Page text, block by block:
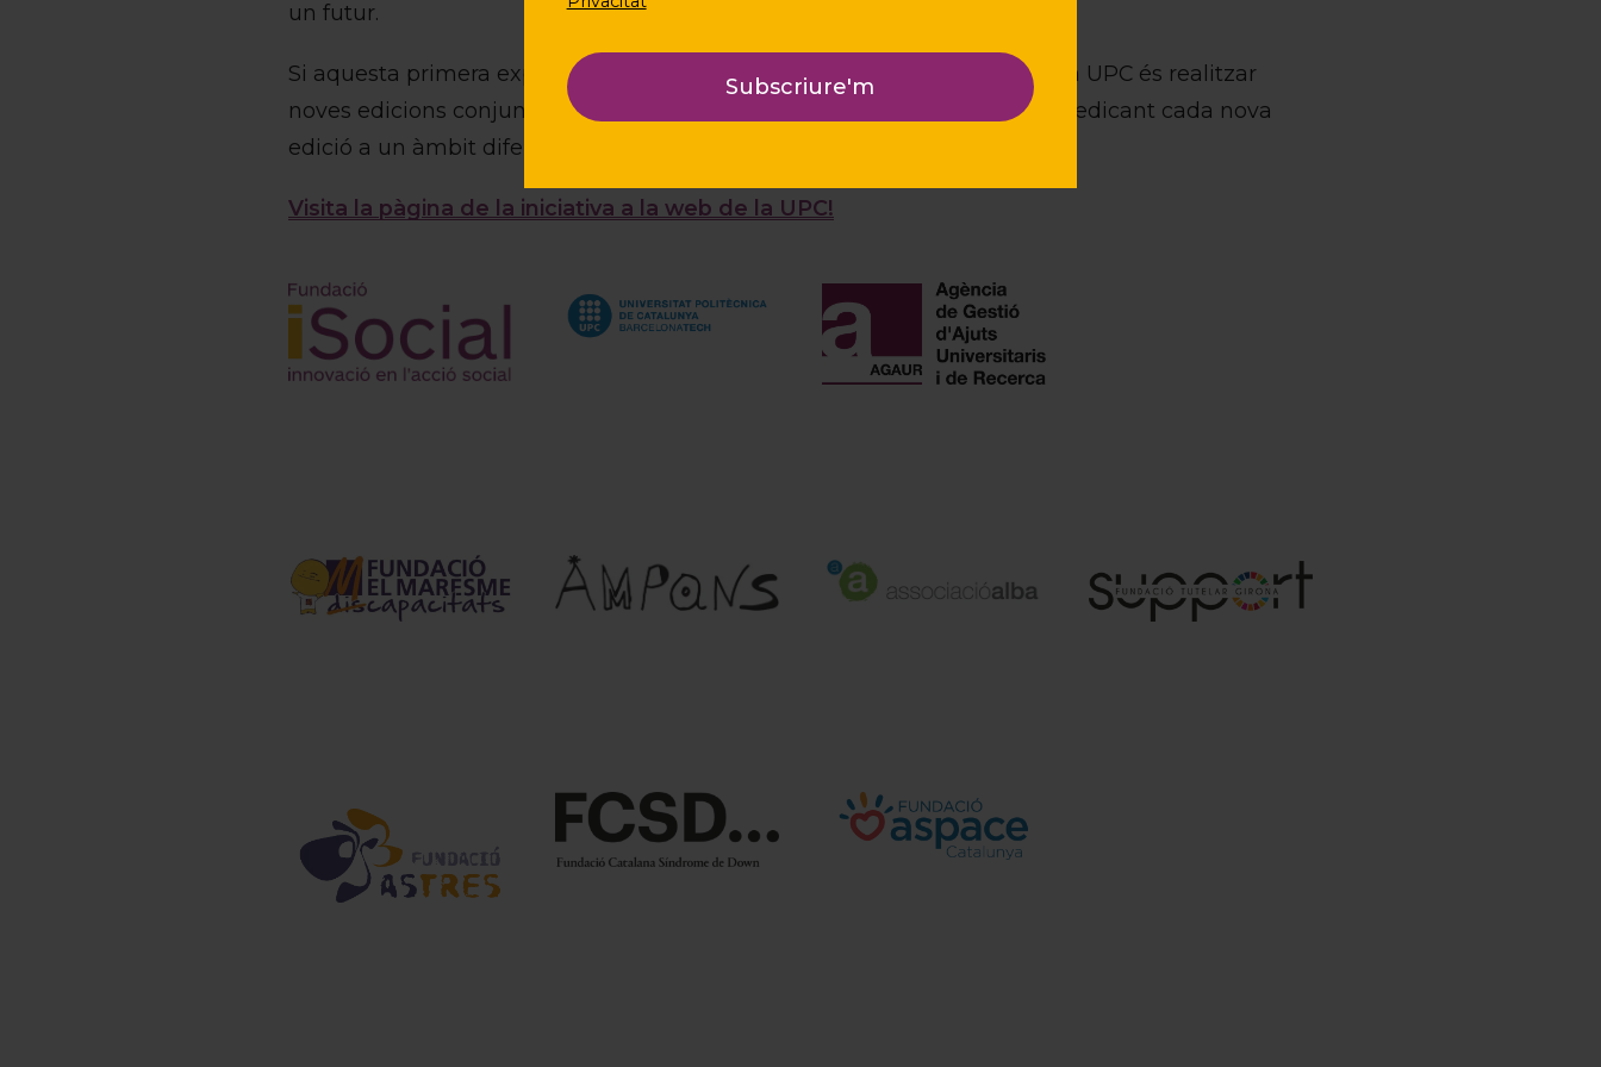
un futur.
Si aquesta primera experiència resulta positiva, la voluntat d’iSocial i de la UPC és realitzar
noves edicions conjuntes de La teva idea és ciència en els anys vinents, dedicant cada nova
edició a un àmbit diferent d’intervenció social de les entitats d’iSocial.
Visita la pàgina de la iniciativa a la web de la UPC!